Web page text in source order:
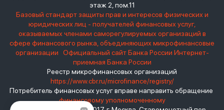
этаж 2, пом.11
Базовый стандарт защиты прав и интересов физических и
юридических лиц - получателей финансовых услуг,
оказываемых членами саморегулируемых организаций в
сфере финансового рынка, объединяющих микрофинансовые
организации
Официальный сайт Банка России Интернет-
приемная Банка России
Реестр микрофинансовых организаций
https://www.cbr.ru/microfinance/registry/
Потребитель финансовых услуг вправе направить обращение
финансовому уполномоченному